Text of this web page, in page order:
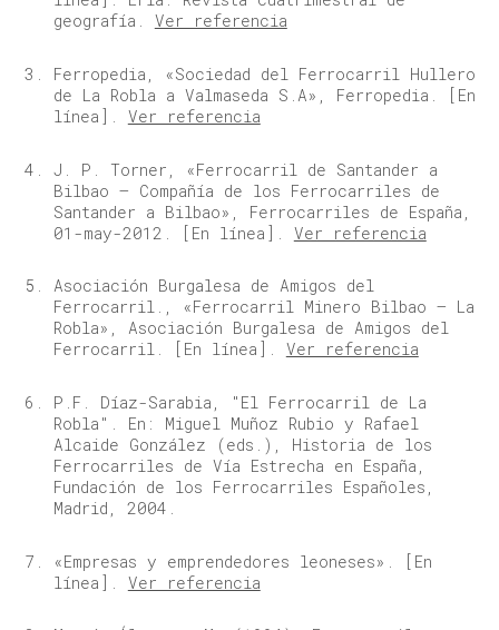
geografía. Ver referencia
Ferropedia, «Sociedad del Ferrocarril Hullero
de La Robla a Valmaseda S.A», Ferropedia. [En
línea]. Ver referencia
J. P. Torner, «Ferrocarril de Santander a
Bilbao – Compañía de los Ferrocarriles de
Santander a Bilbao», Ferrocarriles de España,
01-may-2012. [En línea]. Ver referencia
Asociación Burgalesa de Amigos del
Ferrocarril., «Ferrocarril Minero Bilbao – La
Robla», Asociación Burgalesa de Amigos del
Ferrocarril. [En línea]. Ver referencia
P.F. Díaz-Sarabia, "El Ferrocarril de La
Robla". En: Miguel Muñoz Rubio y Rafael
Alcaide González (eds.), Historia de los
Ferrocarriles de Vía Estrecha en España,
Fundación de los Ferrocarriles Españoles,
Madrid, 2004.
«Empresas y emprendedores leoneses». [En
línea]. Ver referencia